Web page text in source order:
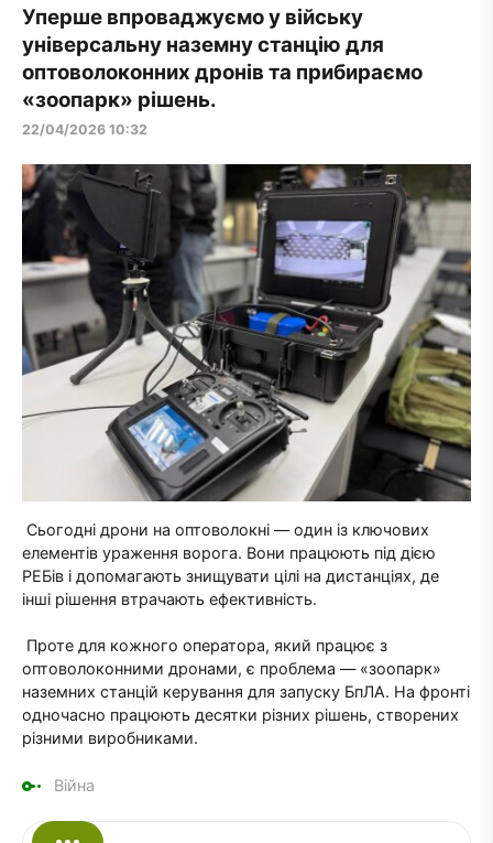
Уперше впроваджуємо у війську
універсальну наземну станцію для
оптоволоконних дронів та прибираємо
«зоопарк» рішень.
22/04/2026 10:32
Сьогодні дрони на оптоволокні — один із ключових
елементів ураження ворога. Вони працюють під дією
РЕБів і допомагають знищувати цілі на дистанціях, де
інші рішення втрачають ефективність.
Проте для кожного оператора, який працює з
оптоволоконними дронами, є проблема — «зоопарк»
наземних станцій керування для запуску БпЛА. На фронті
одночасно працюють десятки різних рішень, створених
різними виробниками.
Війна